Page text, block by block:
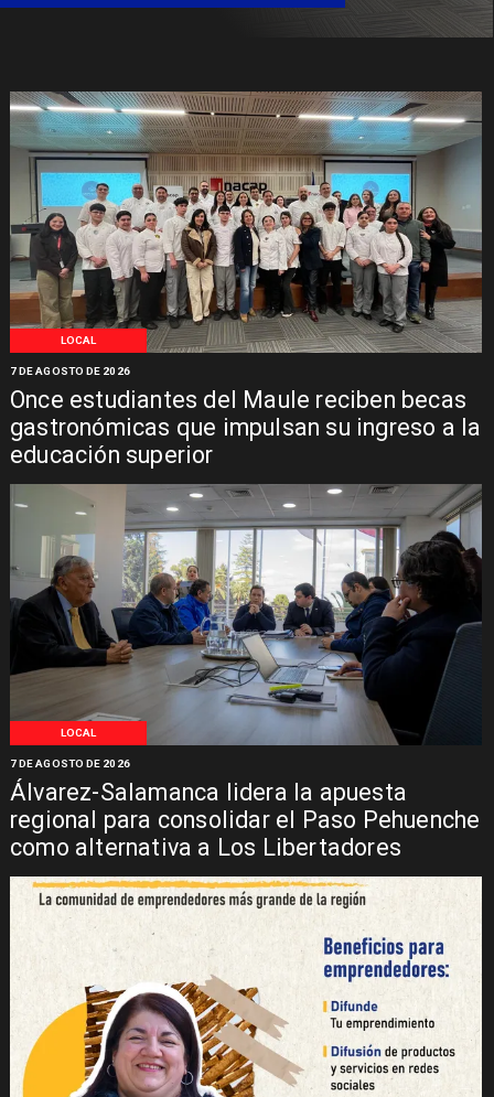
LOCAL
Once estudiantes del Maule reciben becas
gastronómicas que impulsan su ingreso a la
educación superior
7 DE AGOSTO DE 2026
LOCAL
Álvarez-Salamanca lidera la apuesta
regional para consolidar el Paso Pehuenche
como alternativa a Los Libertadores
7 DE AGOSTO DE 2026